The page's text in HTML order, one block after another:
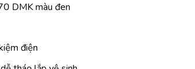
DMK màu đen
điện